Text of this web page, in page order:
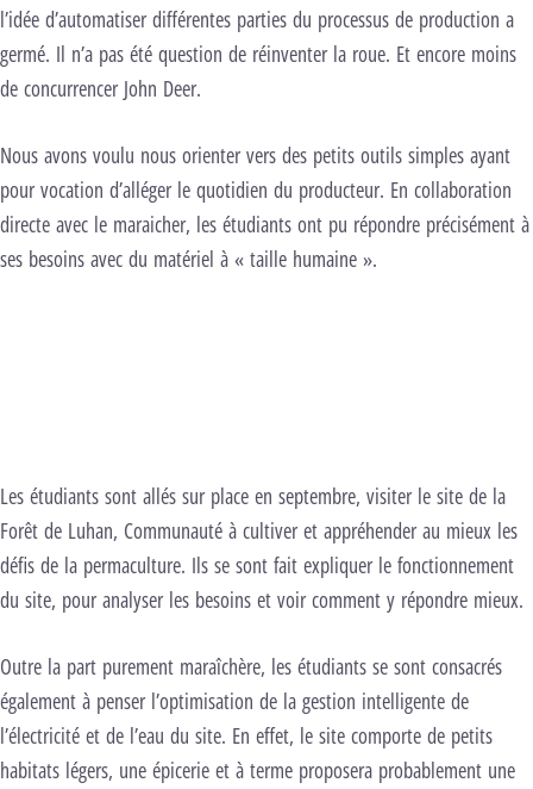
l’idée d’automatiser différentes parties du processus de production a
germé. Il n’a pas été question de réinventer la roue. Et encore moins
de concurrencer John Deer.
Nous avons voulu nous orienter vers des petits outils simples ayant
pour vocation d’alléger le quotidien du producteur. En collaboration
directe avec le maraicher, les étudiants ont pu répondre précisément à
ses besoins avec du matériel à « taille humaine ».
Les étudiants sont allés sur place en septembre, visiter le site de la
Forêt de Luhan, Communauté à cultiver et appréhender au mieux les
défis de la permaculture. Ils se sont fait expliquer le fonctionnement
du site, pour analyser les besoins et voir comment y répondre mieux.
Outre la part purement maraîchère, les étudiants se sont consacrés
également à penser l’optimisation de la gestion intelligente de
l’électricité et de l’eau du site. En effet, le site comporte de petits
habitats légers, une épicerie et à terme proposera probablement une